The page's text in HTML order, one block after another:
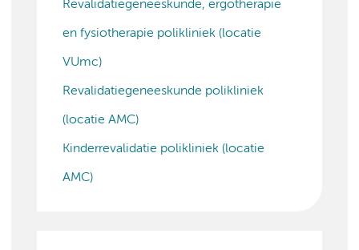
Revalidatiegeneeskunde, ergotherapie
en fysiotherapie polikliniek (locatie
VUmc)
Revalidatiegeneeskunde polikliniek
(locatie AMC)
Kinderrevalidatie polikliniek (locatie
AMC)